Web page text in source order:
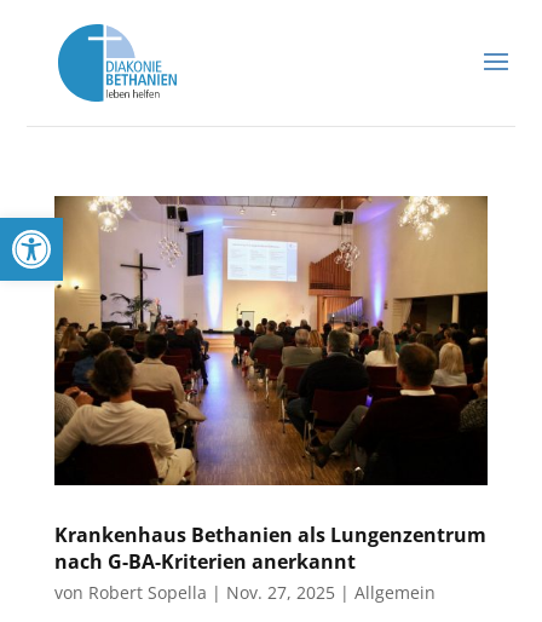
Werkzeugleiste öffnen
Krankenhaus Bethanien als Lungenzentrum
nach G-BA-Kriterien anerkannt
von Robert Sopella | Nov. 27, 2025| Allgemein